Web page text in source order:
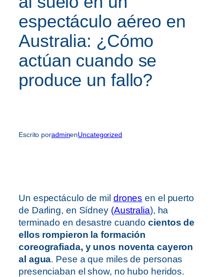
espectáculo aéreo en
Australia: ¿Cómo
actúan cuando se
produce un fallo?
Escrito poradminenUncategorized
Un espectáculo de mil drones en el puerto
de Darling, en Sídney (Australia), ha
terminado en desastre cuandocientos de
ellos rompieron la formación
coreografiada, y unos noventa cayeron
al agua. Pese a que miles de personas
presenciaban el show, no hubo heridos.